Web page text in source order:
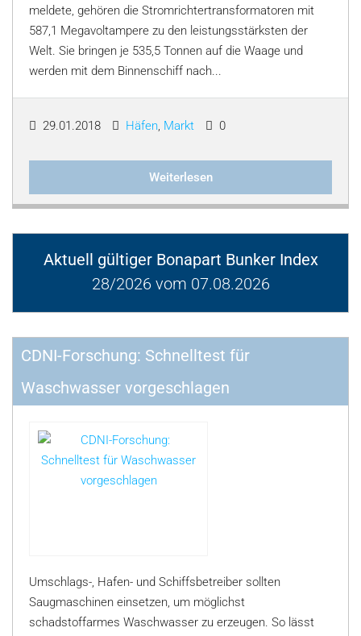
meldete, gehören die Stromrichtertransformatoren mit
587,1 Megavoltampere zu den leistungsstärksten der
Welt. Sie bringen je 535,5 Tonnen auf die Waage und
werden mit dem Binnenschiff nach...
29.01.2018 Häfen Markt 0
Weiterlesen
Aktuell gültiger Bonapart Bunker Index
28/2026 vom 07.08.2026
CDNI-Forschung: Schnelltest für
Waschwasser vorgeschlagen
Umschlags-, Hafen- und Schiffsbetreiber sollten
Saugmaschinen einsetzen, um möglichst
schadstoffarmes Waschwasser zu erzeugen. So lässt